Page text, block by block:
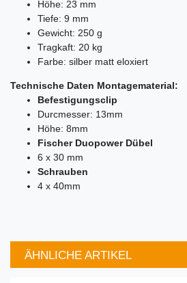
Höhe: 23 mm
Tiefe: 9 mm
Gewicht: 250 g
Tragkaft: 20 kg
Farbe: silber matt eloxiert
Technische Daten Montagematerial:
Befestigungsclip
Durcmesser: 13mm
Höhe: 8mm
Fischer Duopower Dübel
6 x 30 mm
Schrauben
4 x 40mm
ÄHNLICHE ARTIKEL